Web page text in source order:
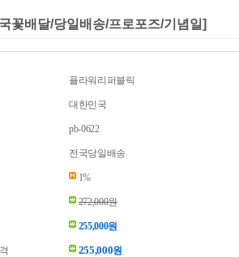
꽃배달/당일배송/프로포즈/기념일]
플라워리퍼블릭
대한민국
pb-0622
전국당일배송
1%
272,000원
255,000원
255,000원